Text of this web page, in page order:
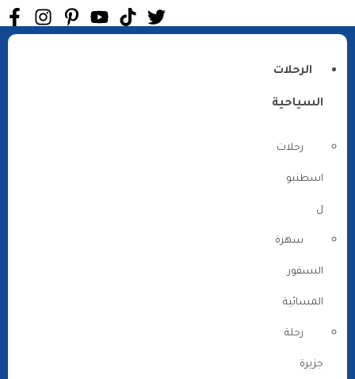
الرحلات
السياحية
رحلات
اسطنبو
ل
سهرة
البسفور
المسائية
رحلة
جزيرة